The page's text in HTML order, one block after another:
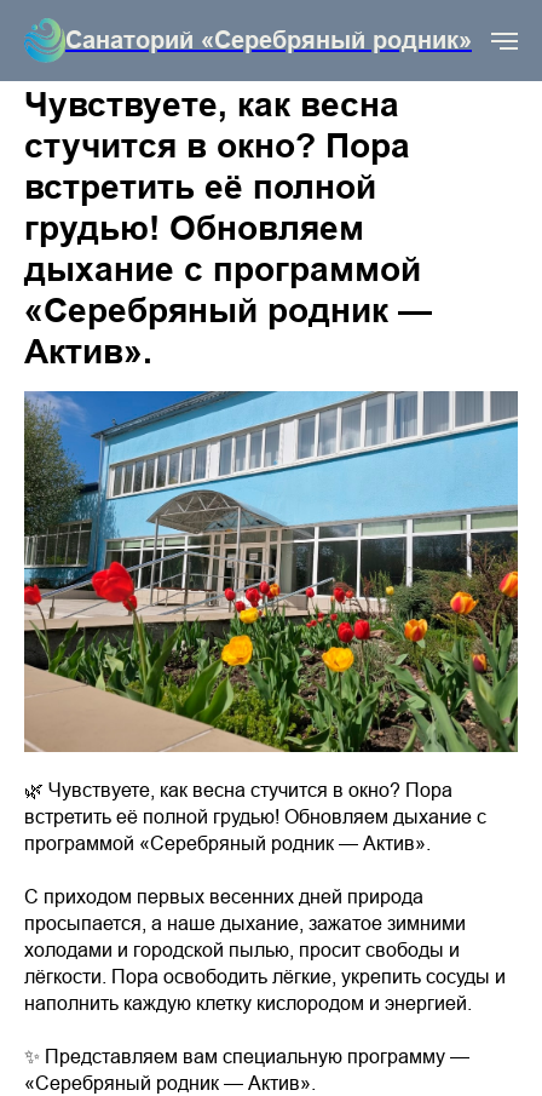
Санаторий «Серебряный родник»
Чувствуете, как весна
стучится в окно? Пора
встретить её полной
грудью! Обновляем
дыхание с программой
«Серебряный родник —
Актив».
🌿 Чувствуете, как весна стучится в окно? Пора
встретить её полной грудью! Обновляем дыхание с
программой «Серебряный родник — Актив».
С приходом первых весенних дней природа
просыпается, а наше дыхание, зажатое зимними
холодами и городской пылью, просит свободы и
лёгкости. Пора освободить лёгкие, укрепить сосуды и
наполнить каждую клетку кислородом и энергией.
✨ Представляем вам специальную программу —
«Серебряный родник — Актив».